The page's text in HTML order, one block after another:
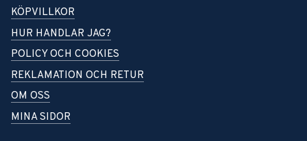
KÖPVILLKOR
HUR HANDLAR JAG?
POLICY OCH COOKIES
REKLAMATION OCH RETUR
OM OSS
MINA SIDOR